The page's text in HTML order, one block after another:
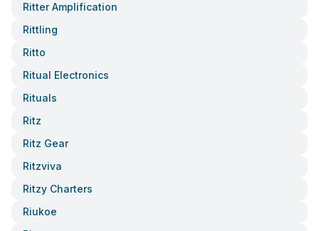
Ritter Amplification
Rittling
Ritto
Ritual Electronics
Rituals
Ritz
Ritz Gear
Ritzviva
Ritzy Charters
Riukoe